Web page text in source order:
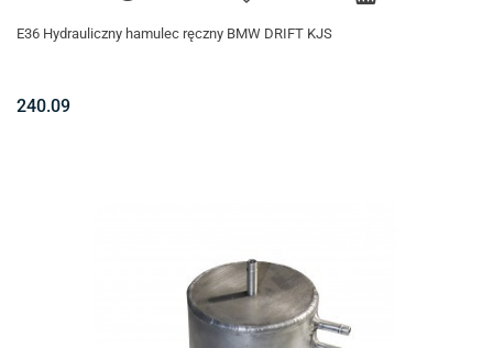
E36 Hydrauliczny hamulec ręczny BMW DRIFT KJS
240.09